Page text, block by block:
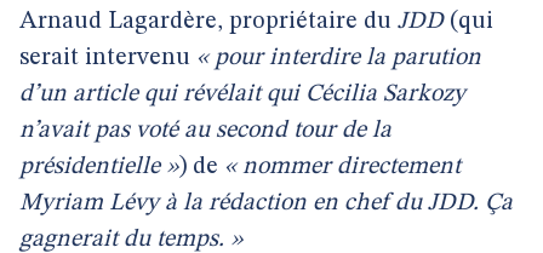
Arnaud Lagardère, propriétaire du JDD(qui
serait intervenu « pour interdire la parution
d’un article qui révélait qui Cécilia Sarkozy
n’avait pas voté au second tour de la
présidentielle ») de « nommer directement
Myriam Lévy à la rédaction en chef du JDD. Ça
gagnerait du temps. »